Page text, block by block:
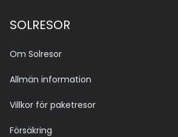
SOLRESOR
Om Solresor
Allmän information
Villkor för paketresor
Försäkring